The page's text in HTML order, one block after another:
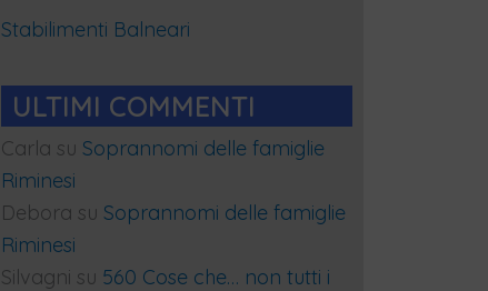
Stabilimenti Balneari
ULTIMI COMMENTI
Carla su Soprannomi delle famiglie
Riminesi
Debora su Soprannomi delle famiglie
Riminesi
Silvagni su 560 Cose che… non tutti i